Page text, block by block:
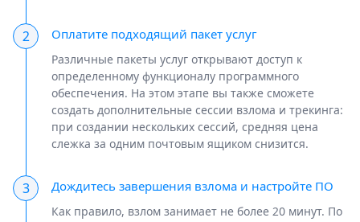
2 Оплатите подходящий пакет услуг
Различные пакеты услуг открывают доступ к
определенному функционалу программного
обеспечения. На этом этапе вы также сможете
создать дополнительные сессии взлома и трекинга:
при создании нескольких сессий, средняя цена
слежка за одним почтовым ящиком снизится.
3 Дождитесь завершения взлома и настройте ПО
Как правило, взлом занимает не более 20 минут. По